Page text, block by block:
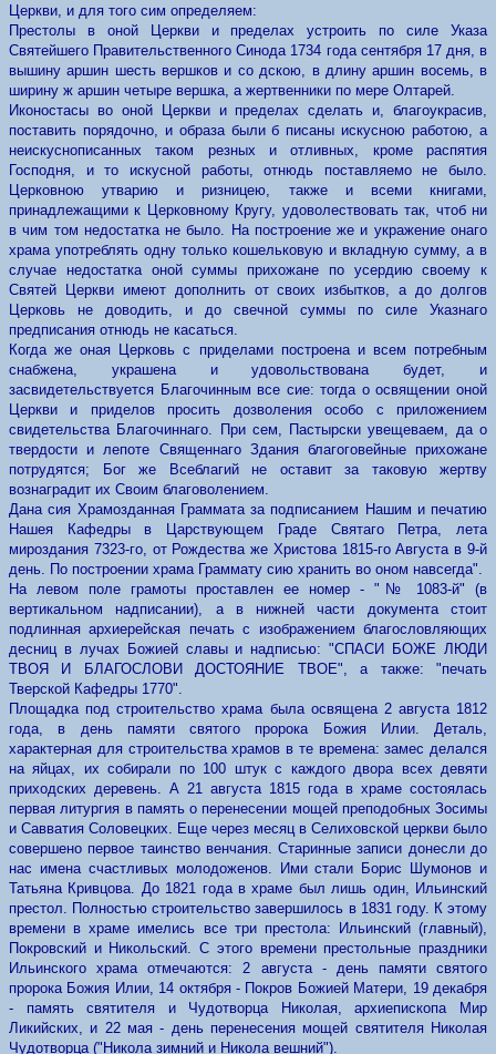
Церкви, и для того сим определяем:
Престолы в оной Церкви и пределах устроить по силе Указа
Святейшего Правительственного Синода 1734 года сентября 17 дня, в
вышину аршин шесть вершков и со дскою, в длину аршин восемь, в
ширину ж аршин четыре вершка, а жертвенники по мере Олтарей.
Иконостасы во оной Церкви и пределах сделать и, благоукрасив,
поставить порядочно, и образа были б писаны искусною работою, а
неискуснописанных таком резных и отливных, кроме распятия
Господня, и то искусной работы, отнюдь поставляемо не было.
Церковною утварию и ризницею, также и всеми книгами,
принадлежащими к Церковному Кругу, удоволествовать так, чтоб ни
в чим том недостатка не было. На построение же и укражение онаго
храма употреблять одну только кошельковую и вкладную сумму, а в
случае недостатка оной суммы прихожане по усердию своему к
Святей Церкви имеют дополнить от своих избытков, а до долгов
Церковь не доводить, и до свечной суммы по силе Указнаго
предписания отнюдь не касаться.
Когда же оная Церковь с приделами построена и всем потребным
снабжена, украшена и удовольствована будет, и
засвидетельствуется Благочинным все сие: тогда о освящении оной
Церкви и приделов просить дозволения особо с приложением
свидетельства Благочиннаго. При сем, Пастырски увещеваем, да о
твердости и лепоте Священнаго Здания благоговейные прихожане
потрудятся; Бог же Всеблагий не оставит за таковую жертву
вознаградит их Своим благоволением.
Дана сия Храмозданная Граммата за подписанием Нашим и печатию
Нашея Кафедры в Царствующем Граде Святаго Петра, лета
мироздания 7323-го, от Рождества же Христова 1815-го Августа в 9-й
день. По построении храма Граммату сию хранить во оном навсегда".
На левом поле грамоты проставлен ее номер - "№ 1083-й" (в
вертикальном надписании), а в нижней части документа стоит
подлинная архиерейская печать с изображением благословляющих
десниц в лучах Божией славы и надписью: "СПАСИ БОЖЕ ЛЮДИ
ТВОЯ И БЛАГОСЛОВИ ДОСТОЯНИЕ ТВОЕ", а также: "печать
Тверской Кафедры 1770".
Площадка под строительство храма была освящена 2 августа 1812
года, в день памяти святого пророка Божия Илии. Деталь,
характерная для строительства храмов в те времена: замес делался
на яйцах, их собирали по 100 штук с каждого двора всех девяти
приходских деревень. А 21 августа 1815 года в храме состоялась
первая литургия в память о перенесении мощей преподобных Зосимы
и Савватия Соловецких. Еще через месяц в Селиховской церкви было
совершено первое таинство венчания. Старинные записи донесли до
нас имена счастливых молодоженов. Ими стали Борис Шумонов и
Татьяна Кривцова. До 1821 года в храме был лишь один, Ильинский
престол. Полностью строительство завершилось в 1831 году. К этому
времени в храме имелись все три престола: Ильинский (главный),
Покровский и Никольский. С этого времени престольные праздники
Ильинского храма отмечаются: 2 августа - день памяти святого
пророка Божия Илии, 14 октября - Покров Божией Матери, 19 декабря
- память святителя и Чудотворца Николая, архиепископа Мир
Ликийских, и 22 мая - день перенесения мощей святителя Николая
Чудотворца ("Никола зимний и Никола вешний").